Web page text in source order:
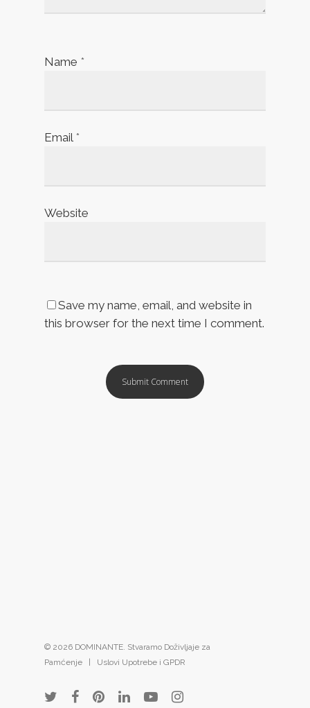
Name *
Email *
Website
Save my name, email, and website in
this browser for the next time I comment.
© 2026 DOMINANTE. Stvaramo Doživljaje za
Pamćenje | Uslovi Upotrebe i GPDR